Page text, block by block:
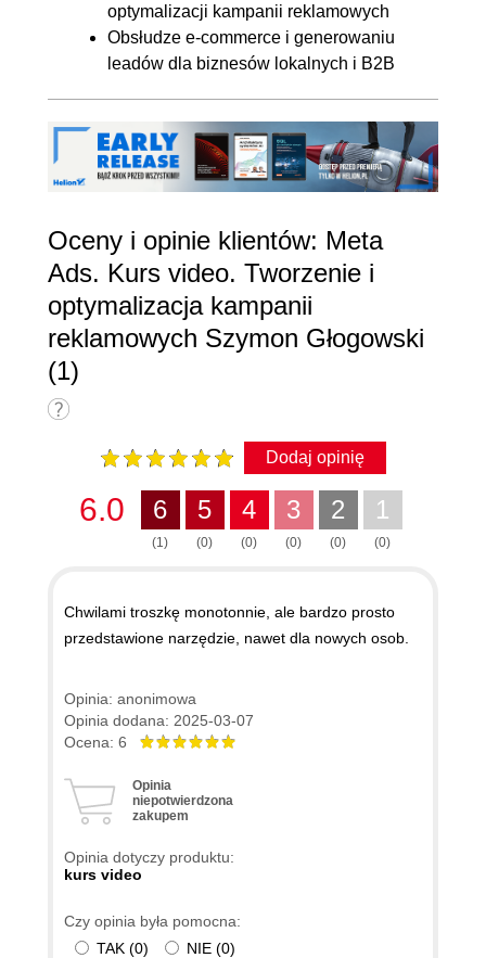
optymalizacji kampanii reklamowych
Obsłudze e-commerce i generowaniu
leadów dla biznesów lokalnych i B2B
Oceny i opinie klientów: Meta
Ads. Kurs video. Tworzenie i
optymalizacja kampanii
reklamowych Szymon Głogowski
(1)
Dodaj opinię
6.0 6
(1)
5
(0)
4
(0)
3
(0)
2
(0)
1
(0)
Chwilami troszkę monotonnie, ale bardzo prosto
przedstawione narzędzie, nawet dla nowych osob.
Opinia: anonimowa
Opinia dodana: 2025-03-07
Ocena: 6
Opinia
niepotwierdzona
zakupem
Opinia dotyczy produktu:
kurs video
Czy opinia była pomocna:
TAK (0) NIE (0)